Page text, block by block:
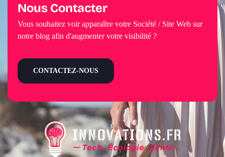
Nous Contacter
Vous souhaitez voir apparaître votre Société / Site Web sur
notre blog afin d'augmenter votre visibilité ?
CONTACTEZ-NOUS